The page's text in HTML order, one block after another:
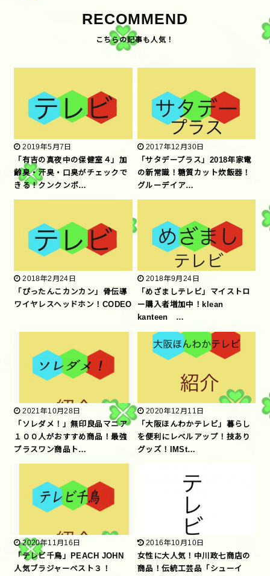
RECOMMEND
2019年5月7日
「有吉の真夜中の保健室４」加
齢臭・汗臭・口臭がチェックで
きる！クンクンボ…
2017年12月30日
「サタデープラス」2018年家電
の新常識！糖質カット炊飯器！
グルーデイア…
2018年2月24日
「ぴったんこカンカン」骨伝導
ワイヤレスヘッドホン！CODEO
2018年9月24日
「めざましテレビ」マイストロ
ー購入者増加中！klean
kanteen …
2021年10月28日
「ソレダメ！」無印良品マニア
１００人がおすすめ商品！最強
プラスワン商品ト…
2020年12月11日
「大阪ほんわかテレビ」暮らし
を便利にレベルアップ！技あり
グッズ！IMSt…
2020年11月16日
「テレビ千鳥」PEACH JOHN
人気ブラジャーベスト３！
2016年10月10日
女性に大人気！中川政七商店の
商品！伝統工芸品「シューイ